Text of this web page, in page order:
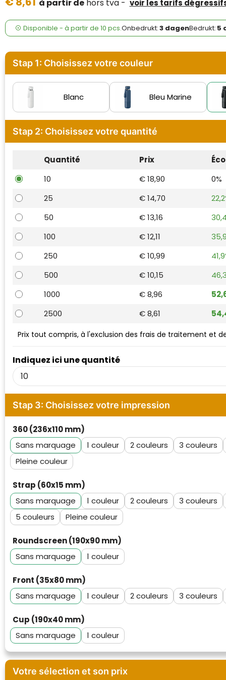
Fresh 'n Rebel
GolfOriginals
James Harvest
Kingcap
Mepal
Moleskine
Parker
Waterman
à partir dehors tva - voir les tarifs
Disponible - à partir de 10 pcs.Onbedrukt:3 dagenBedrukt: 5
Stap 1: Choisissez votre couleur
Blanc Bleu Marine
Stap 2: Choisissez votre quantité
Quantité Prix
10
€ 18,90
0%
25
€ 14,70
50
€ 13,16
100
€ 12,11
250
€ 10,99
500
€ 10,15
1000
€ 8,96
2500
€ 8,61
Indiquez ici une quantité
Prix tout compris, à l'exclusion des frais de traitement et
Stap 3: Choisissez votre impression
360 (236x110 mm)
Sans marquage
1 2
3
Pleine couleur
Strap (60x15 mm)
Sans marquage
1 2
3
5
Pleine couleur
Roundscreen (190x90 mm)
Sans marquage
1
Front (35x80 mm)
Sans marquage
1 2 3
Cup (190x40 mm)
Sans marquage
1
Votre sélection et son prix
Klantenbeoordelingen laten zien hoe een